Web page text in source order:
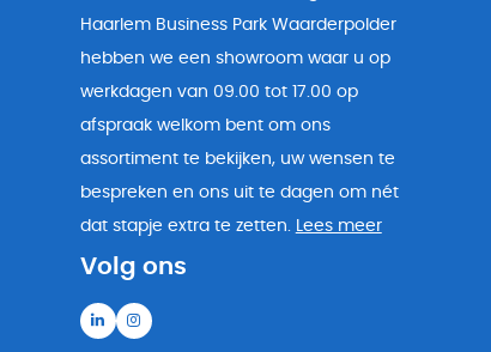
Haarlem Business Park Waarderpolder
hebben we een showroom waar u op
werkdagen van 09.00 tot 17.00 op
afspraak welkom bent om ons
assortiment te bekijken, uw wensen te
bespreken en ons uit te dagen om nét
dat stapje extra te zetten.
Lees meer
Volg ons